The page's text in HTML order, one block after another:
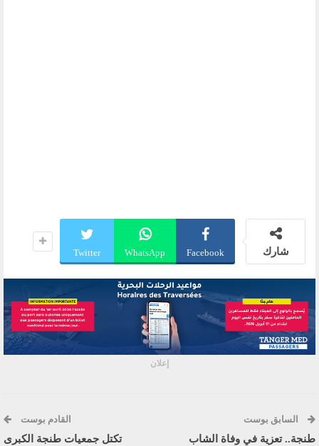
شارك Facebook
WhatsApp
Twitter
إعلان
السابق بوست
طنجة.. تعزية في وفاة الشاب
القادم بوست
تكتل جمعيات طنجة الكبرى